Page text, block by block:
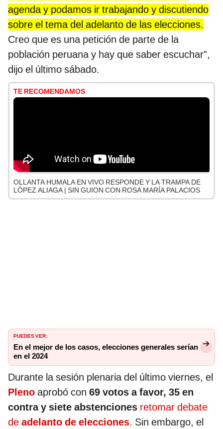
agenda y podamos ir trabajando y discutiendo
sobre el tema del adelanto de las elecciones.
Creo que es una petición de parte de la
población peruana y hay que saber escuchar",
dijo el último sábado.
TE RECOMENDAMOS
OLLANTA HUMALA EN VIVO RESPONDE Y LA TRAMPA DE
LÓPEZ ALIAGA | SIN GUION CON ROSA MARÍA PALACIOS
PUEDES VER:
En el mejor de los casos, elecciones generales serían
en el 2024
Durante la sesión plenaria del último viernes, el
Pleno aprobó con 69 votos a favor, 35 en
contra y siete abstenciones retomar debate
de adelanto de elecciones. Sin embargo, el